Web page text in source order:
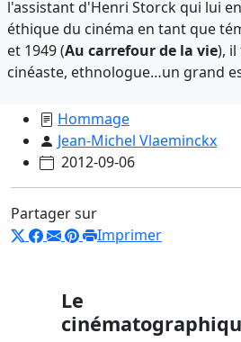
l'assistant d'Henri Storck qui lui
éthique du cinéma en tant que
et 1949 (Au carrefour de la vie),
cinéaste, ethnologue…un grand
Hommage
Jean-Michel Vlaeminckx
2012-09-06
Partager sur
Imprimer
Le